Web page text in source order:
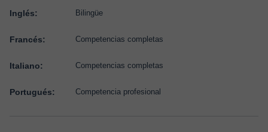
Inglés: Bilingüe
Francés: Competencias completas
Italiano: Competencias completas
Portugués: Competencia profesional